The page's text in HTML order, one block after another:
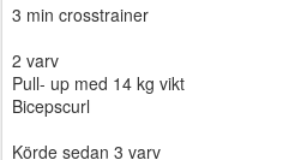
3 min crosstrainer
2 varv
Pull- up med 14 kg vikt
Bicepscurl
Körde sedan 3 varv